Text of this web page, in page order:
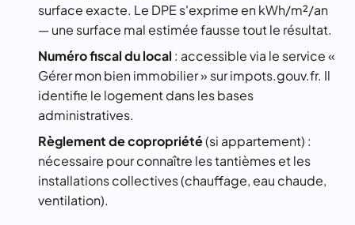
surface exacte. Le DPE s'exprime en kWh/m²/an
— une surface mal estimée fausse tout le résultat.
Numéro fiscal du local : accessible via le service «
Gérer mon bien immobilier » sur impots.gouv.fr. Il
identifie le logement dans les bases
administratives.
Règlement de copropriété(si appartement) :
nécessaire pour connaître les tantièmes et les
installations collectives (chauffage, eau chaude,
ventilation).